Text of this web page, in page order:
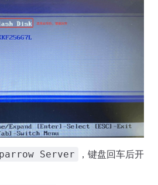
Server
，键盘回车后开